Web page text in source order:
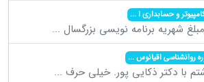
و حسابداری ا...
شهریه برنامه نویسی بزرگسال ...
روانشناسی اقیانوس...
با دکتر ذکایی پور. خیلی حرف ...